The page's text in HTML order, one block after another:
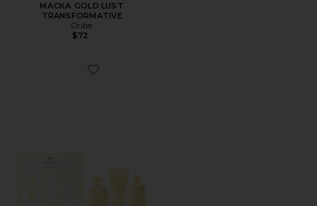
МАСКА GOLD LUST
TRANSFORMATIVE
Oribe
$72
Favorite НАБОР ДЛЯ ВОЛОС HAIR ALCHEMY DISCOVERY